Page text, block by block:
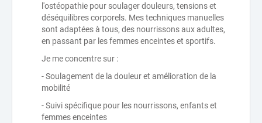
l'ostéopathie pour soulager douleurs, tensions et
déséquilibres corporels. Mes techniques manuelles
sont adaptées à tous, des nourrissons aux adultes,
en passant par les femmes enceintes et sportifs.
Je me concentre sur :
- Soulagement de la douleur et amélioration de la
mobilité
- Suivi spécifique pour les nourrissons, enfants et
femmes enceintes